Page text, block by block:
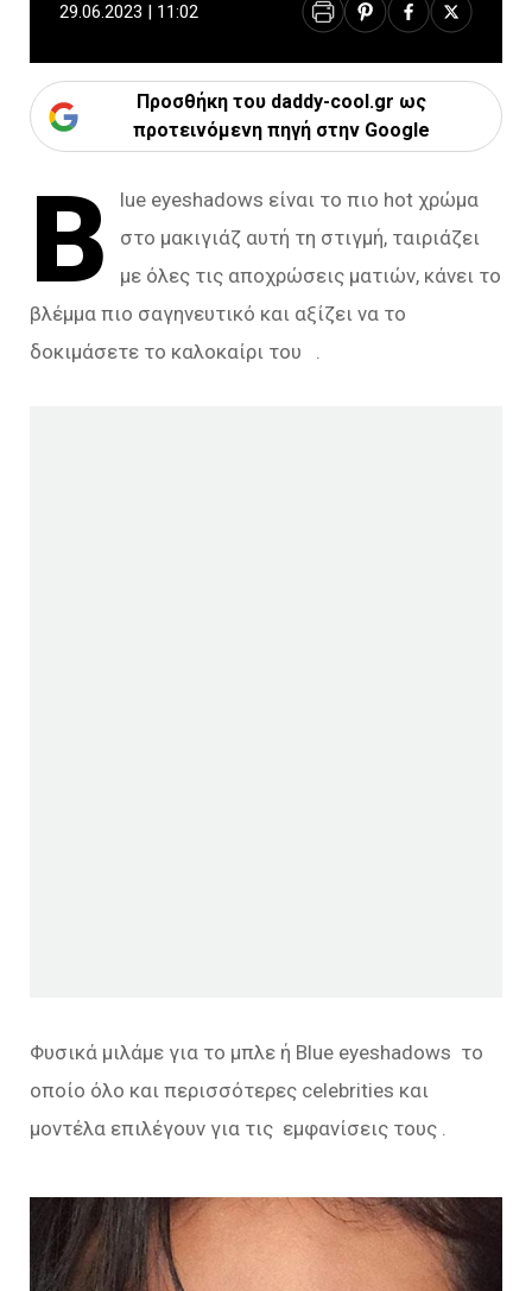
29.06.2023 | 11:02
Προσθήκη του daddy-cool.gr ως
προτεινόμενη πηγή στην Google
B
lue eyeshadows είναι το πιο hot χρώμα
στο μακιγιάζ αυτή τη στιγμή, ταιριάζει
με όλες τις αποχρώσεις ματιών, κάνει το
βλέμμα πιο σαγηνευτικό και αξίζει να το
δοκιμάσετε το καλοκαίρι του .
Φυσικά μιλάμε για το μπλε ή Blue eyeshadows το
οποίο όλο και περισσότερες celebrities και
μοντέλα επιλέγουν για τις εμφανίσεις τους .